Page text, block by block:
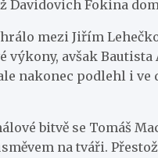
Davidovich Fokina
mezi Jiřím
výkony, avšak
nakonec podlehl i
bitvě se Tomáš
na tváři.